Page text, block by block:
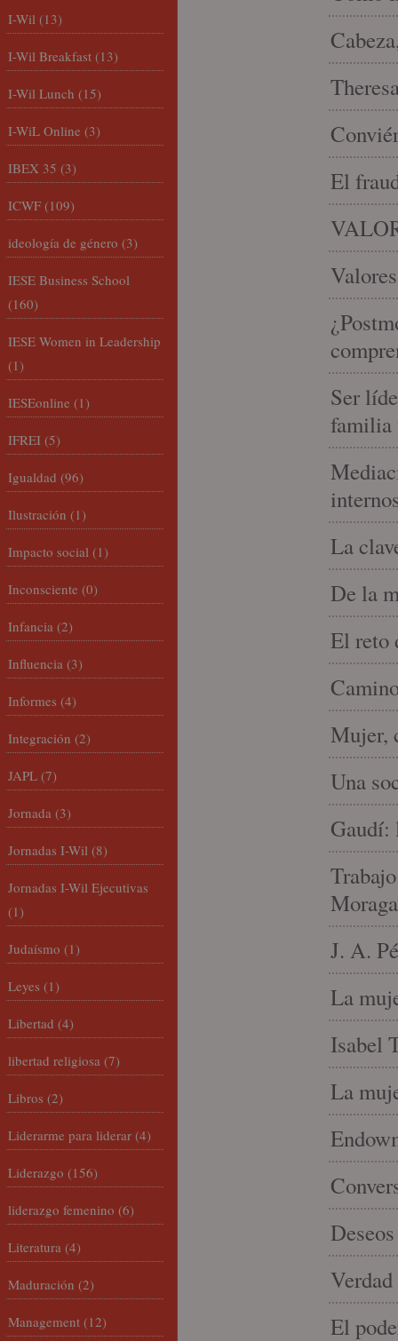
El
Ser
familia
La
De la
El reto
Mujer,
Una
Gaudí:
J. A.
La
Isabel
La
El
I-Wil (13)
I-Wil Breakfast (13)
I-Wil Lunch (15)
I-WiL Online (3)
IBEX 35 (3)
ICWF (109)
ideología de género (3)
IESE Business School
(160)
IESE Women in Leadership
(1)
IESEonline (1)
IFREI (5)
Igualdad (96)
Ilustración (1)
Impacto social (1)
Inconsciente (0)
Infancia (2)
Influencia (3)
Informes (4)
Integración (2)
JAPL (7)
Jornada (3)
Jornadas I-Wil (8)
Jornadas I-Wil Ejecutivas
(1)
Judaísmo (1)
Leyes (1)
Libertad (4)
libertad religiosa (7)
Libros (2)
Liderarme para liderar (4)
Liderazgo (156)
liderazgo femenino (6)
Literatura (4)
Maduración (2)
Management (12)